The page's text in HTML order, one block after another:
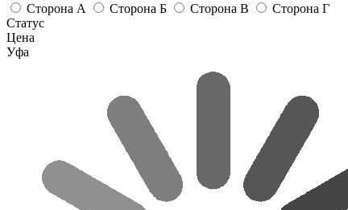
Сторона А
Сторона Б Сторона В
Сторона Г
Статус
Цена
Уфа